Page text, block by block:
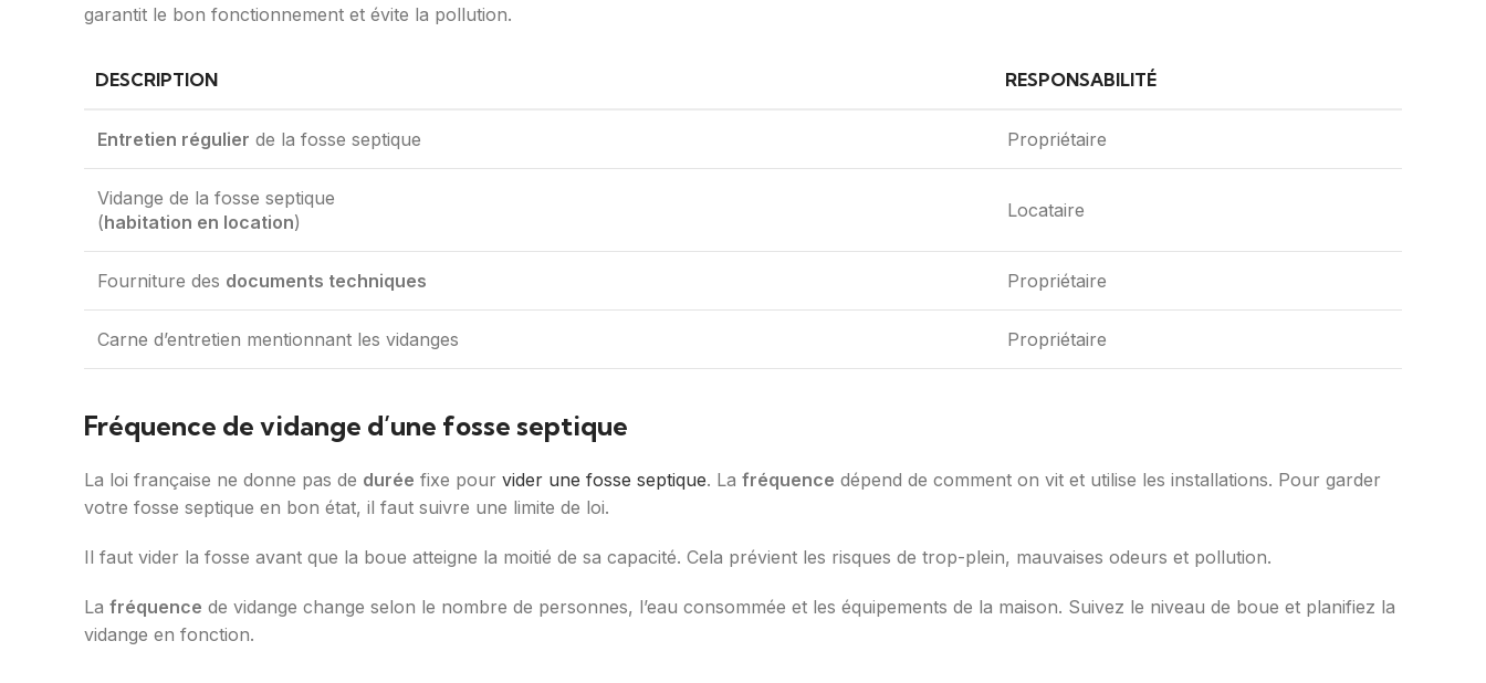
garantit le bon fonctionnement et évite la pollution.
DESCRIPTION RESPONSABILITÉ
Entretien régulier de la fosse septique Propriétaire
Vidange de la fosse septique
(habitation en location)
Locataire
Fourniture des documents techniques Propriétaire
Carne d’entretien mentionnant les vidanges Propriétaire
Fréquence de vidange d’une fosse septique
La loi française ne donne pas de durée fixe pour vider une fosse septique. La fréquence dépend de comment on vit et utilise les installations. Pour garder
votre fosse septique en bon état, il faut suivre une limite de loi.
Il faut vider la fosse avant que la boue atteigne la moitié de sa capacité. Cela prévient les risques de trop-plein, mauvaises odeurs et pollution.
La fréquence de vidange change selon le nombre de personnes, l’eau consommée et les équipements de la maison. Suivez le niveau de boue et planifiez la
vidange en fonction.